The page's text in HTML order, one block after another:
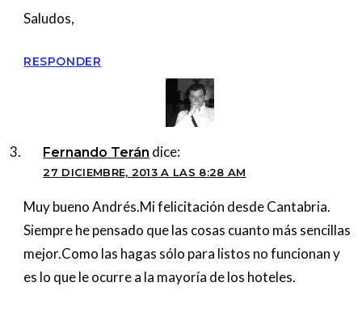
Saludos,
RESPONDER
Fernando Terán dice:
27 DICIEMBRE, 2013 A LAS 8:28 AM
Muy bueno Andrés.Mi felicitación desde Cantabria.
Siempre he pensado que las cosas cuanto más sencillas
mejor.Como las hagas sólo para listos no funcionan y
es lo que le ocurre a la mayoría de los hoteles.